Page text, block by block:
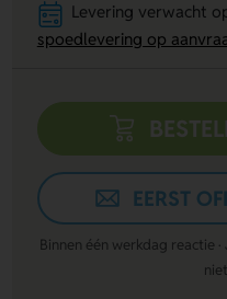
Levering verwacht
spoedlevering op
EERST
Binnen één werkdag reactie